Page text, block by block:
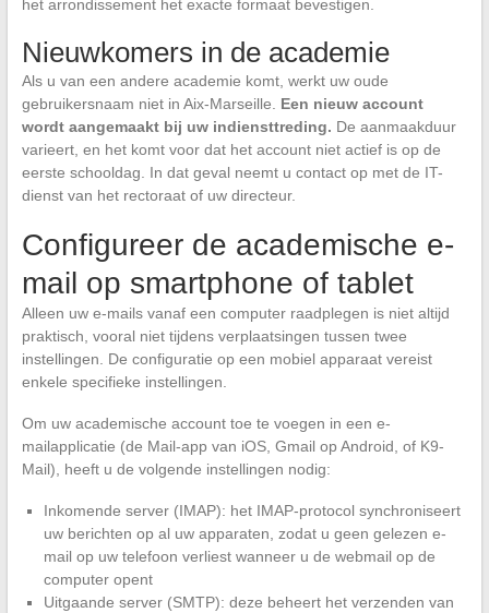
het arrondissement het exacte formaat bevestigen.
Nieuwkomers in de academie
Als u van een andere academie komt, werkt uw oude
gebruikersnaam niet in Aix-Marseille. Een nieuw account
wordt aangemaakt bij uw indiensttreding. De aanmaakduur
varieert, en het komt voor dat het account niet actief is op de
eerste schooldag. In dat geval neemt u contact op met de IT-
dienst van het rectoraat of uw directeur.
Configureer de academische e-
mail op smartphone of tablet
Alleen uw e-mails vanaf een computer raadplegen is niet altijd
praktisch, vooral niet tijdens verplaatsingen tussen twee
instellingen. De configuratie op een mobiel apparaat vereist
enkele specifieke instellingen.
Om uw academische account toe te voegen in een e-
mailapplicatie (de Mail-app van iOS, Gmail op Android, of K9-
Mail), heeft u de volgende instellingen nodig:
Inkomende server (IMAP): het IMAP-protocol synchroniseert
uw berichten op al uw apparaten, zodat u geen gelezen e-
mail op uw telefoon verliest wanneer u de webmail op de
computer opent
Uitgaande server (SMTP): deze beheert het verzenden van